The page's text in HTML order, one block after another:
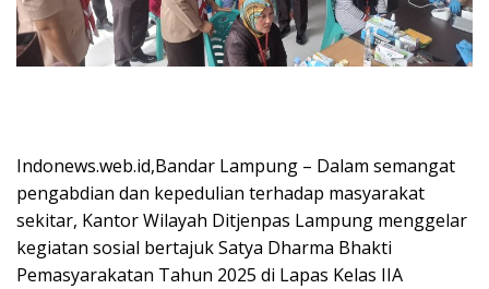
Indonews.web.id,Bandar Lampung – Dalam semangat
pengabdian dan kepedulian terhadap masyarakat
sekitar, Kantor Wilayah Ditjenpas Lampung menggelar
kegiatan sosial bertajuk Satya Dharma Bhakti
Pemasyarakatan Tahun 2025 di Lapas Kelas IIA